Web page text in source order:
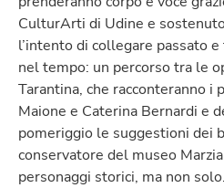
CulturArti di Udine e
l’intento di collegare passato
nel tempo: un percorso tra le
Tarantina, che racconteranno
Maione e Caterina Bernardi e
pomeriggio le suggestioni dei
conservatore del museo
personaggi storici, ma non solo.